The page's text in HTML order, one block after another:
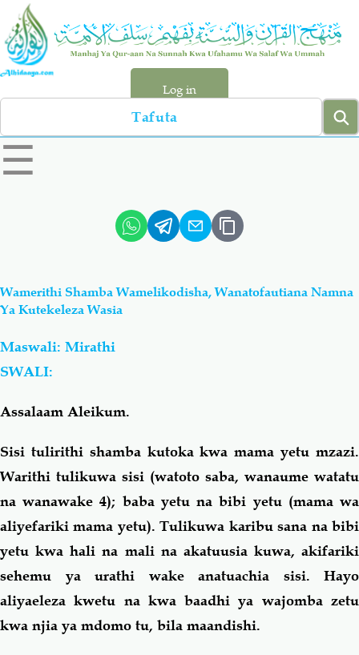
Skip
main
content
Log in
Search
left
sidebar
☰
Hadiyth
Aqiydah Manhaj
Shirki & Kufru
Fiqh-Ibaadah Duaa-Adhkaar
Fataawa Za Ulamaa Kauli Za Salaf
Akhlaaq-Aadaab Raqaaiq
Familia-Jamii Maswali-Majibu
Chemsha Bongo
Wamerithi Shamba Wamelikodisha, Wanatofautiana Namna
Ya Kutekeleza Wasia
Maswali: Mirathi
SWALI:
Assalaam Aleikum.
Sisi tulirithi shamba kutoka kwa mama yetu mzazi.
Warithi tulikuwa sisi (watoto saba, wanaume watatu
na wanawake 4); baba yetu na bibi yetu (mama wa
aliyefariki mama yetu). Tulikuwa karibu sana na bibi
yetu kwa hali na mali na akatuusia kuwa, akifariki
sehemu ya urathi wake anatuachia sisi. Hayo
aliyaeleza kwetu na kwa baadhi ya wajomba zetu
kwa njia ya mdomo tu, bila maandishi.